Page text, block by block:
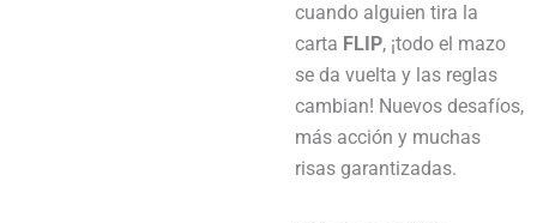
cuando alguien tira la
carta FLIP, ¡todo el mazo
se da vuelta y las reglas
cambian! Nuevos desafíos,
más acción y muchas
risas garantizadas.